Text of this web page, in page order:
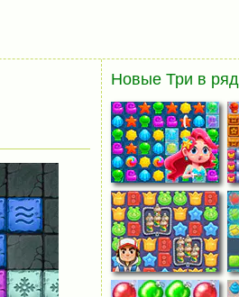
Новые Три в ряд